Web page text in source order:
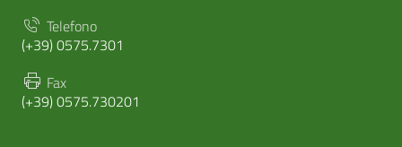
Telefono
(+39) 0575.7301
Fax
(+39) 0575.730201